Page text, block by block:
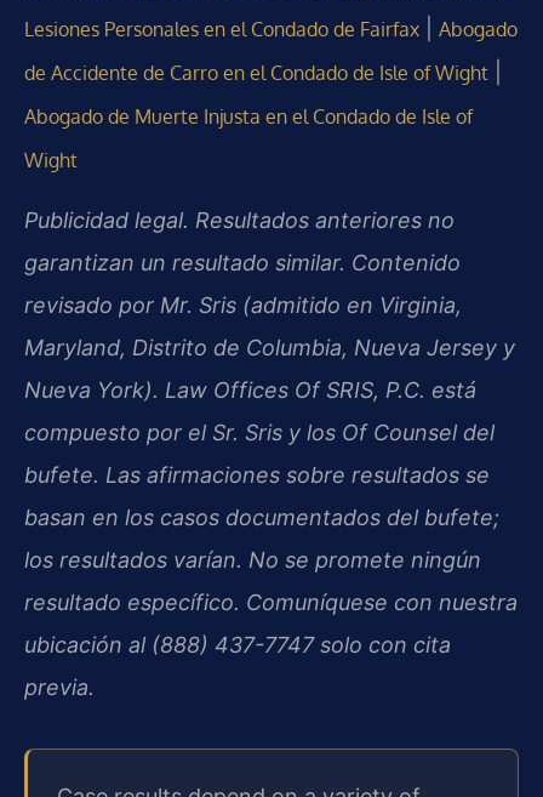
Lesiones Personales en el Condado de Fairfax
Abogado
de Accidente de Carro en el Condado de Isle of Wight
Abogado de Muerte Injusta en el Condado de Isle of
Wight
Publicidad legal. Resultados anteriores no
garantizan un resultado similar. Contenido
revisado por Mr. Sris (admitido en Virginia,
Maryland, Distrito de Columbia, Nueva Jersey y
Nueva York). Law Offices Of SRIS, P.C. está
compuesto por el Sr. Sris y los Of Counsel del
bufete. Las afirmaciones sobre resultados se
basan en los casos documentados del bufete;
los resultados varían. No se promete ningún
resultado específico. Comuníquese con nuestra
ubicación al (888) 437-7747 solo con cita
previa.